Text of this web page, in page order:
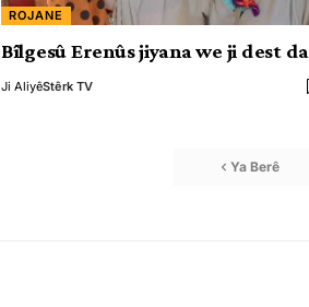
ROJANE
Bîlgesû Erenûs jiyana we ji dest da
Ji AliyêStêrk TV
Ya Berê